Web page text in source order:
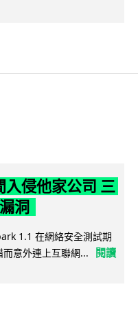
侵他家公司 三
洞
1.1 在網絡安全測試期
意外連上互聯網...
閱讀